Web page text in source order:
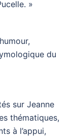
»
du
sur Jeanne
thématiques,
à l’appui,